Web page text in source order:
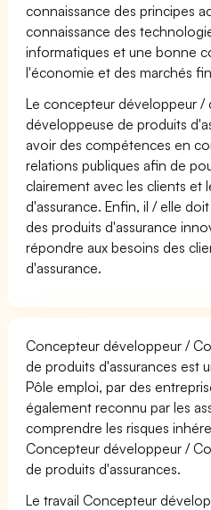
connaissance des principes
connaissance des
informatiques et une bonne
l'économie et des marchés
Le concepteur développeur /
développeuse de produits
avoir des compétences en
relations publiques afin de
clairement avec les clients et
d'assurance. Enfin, il / elle
des produits d'assurance
répondre aux besoins des
d'assurance.
Concepteur développeur /
de produits d'assurances est
Pôle emploi, par des
également reconnu par les
comprendre les risques
Concepteur développeur /
de produits d'assurances.
Le travail Concepteur